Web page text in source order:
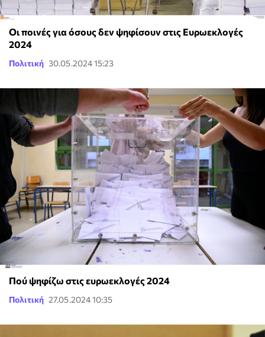
Οι ποινές για όσους δεν ψηφίσουν στις Ευρωεκλογές
2024
Πολιτική 30.05.2024 15:23
Πού ψηφίζω στις ευρωεκλογές 2024
Πολιτική 27.05.2024 10:35